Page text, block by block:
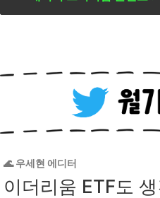
🌊 우세현 에디터
이더리움 ETF도